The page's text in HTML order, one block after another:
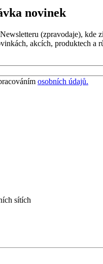
novinek
(zpravodaje), kde
akcích, produktech a
osobních údajů.
sítích